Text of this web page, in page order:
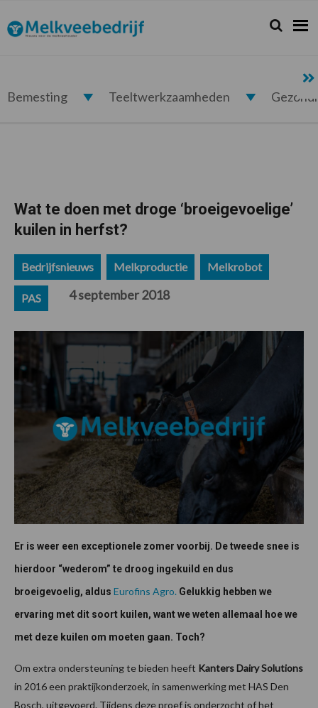
de
hoofdnavigatie
de
hoofd
de
eerste
de
voettekst
Melkveebedrijf.nl Zoeken...
Zoek
Bemesting Teeltwerkzaamheden
Wat te doen met droge ‘broeigevoelige’
kuilen in herfst?
Bedrijfsnieuws Melkproductie Melkrobot
PAS 4 september 2018
Er is weer een exceptionele zomer voorbij. De tweede snee is
hierdoor “wederom” te droog ingekuild en dus
broeigevoelig, aldus Eurofins Agro. Gelukkig hebben we
ervaring met dit soort kuilen, want we weten allemaal hoe we
met deze kuilen om moeten gaan. Toch?
Om extra ondersteuning te bieden heeft Kanters Dairy Solutions
in 2016 een praktijkonderzoek, in samenwerking met HAS Den
Bosch, uitgevoerd. Tijdens deze proef is onderzocht of het